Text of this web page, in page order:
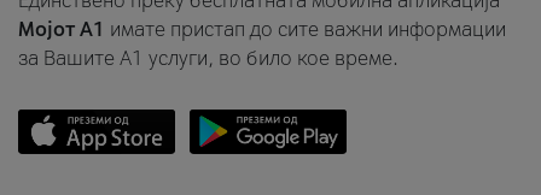
Мојот A1 имате пристап до сите важни информации
за Вашите A1 услуги, во било кое време.